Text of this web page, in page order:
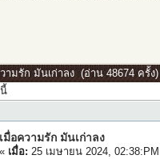
ามรัก มันเก่าลง (อ่าน 48674 ครั้ง)
เมื่อความรัก มันเก่าลง
« เมื่อ: 25 เมษายน 2024,